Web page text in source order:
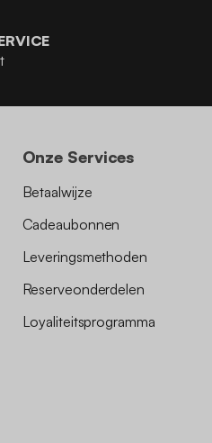
Onze Services
Betaalwijze
Cadeaubonnen
Leveringsmethoden
Reserveonderdelen
Loyaliteitsprogramma